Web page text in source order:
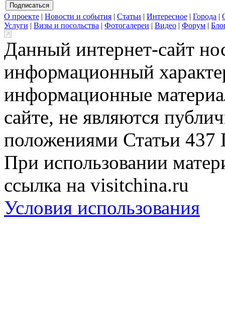
О проекте | Новости и события | Статьи | Интересное | Города |
Услуги | Визы и посольства | Фотогалереи | Видео | Форум |
Данный интернет-сайт
информационный
информационные
сайте, не являются
положениями Статьи 437
При использовании
ссылка на visitchina.ru
Условия использования